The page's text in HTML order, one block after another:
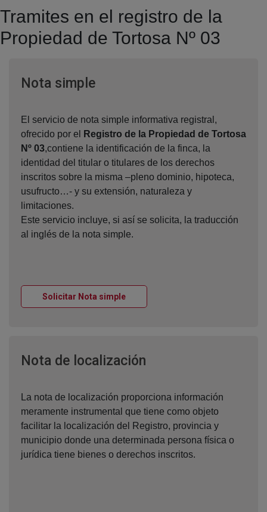
Tramites en el registro de la
Propiedad de Tortosa Nº 03
Nota simpleVentana nueva
El servicio de nota simple informativa registral,
ofrecido por el
Registro de la Propiedad de Tortosa
Nº 03,contiene la identificación de la finca, la
identidad del titular o titulares de los derechos
inscritos sobre la misma –pleno dominio, hipoteca,
usufructo…- y su extensión, naturaleza y
limitaciones.
Este servicio incluye, si así se solicita, la traducción
al inglés de la nota simple.
Solicitar Nota simpleVentana nueva
Nota de localización
La nota de localización proporciona información
meramente instrumental que tiene como objeto
facilitar la localización del Registro, provincia y
municipio donde una determinada persona física o
jurídica tiene bienes o derechos inscritos.